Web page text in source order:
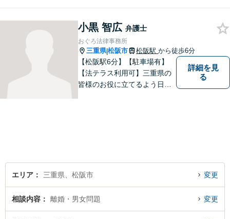
小黒 智広 弁護士
おぐろ法律事務所
三重県|松阪市 松阪駅 から徒歩6分
【松阪駅6分】【駐車場有】
【法テラス利用可】三重県の
皆様のお役に立てるよう日々
詳細を見
る
エリア 三重県、松阪市 変更
相談内容 離婚・男女問題 変更